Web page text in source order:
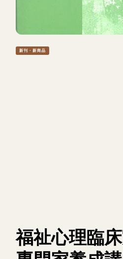
新刊・新商品
福祉心理臨